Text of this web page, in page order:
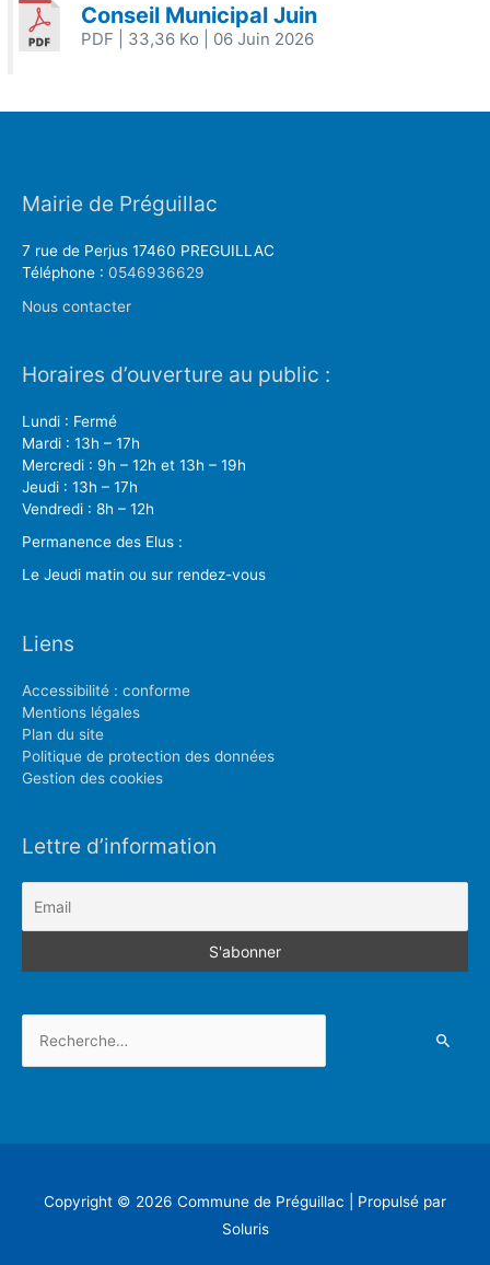
Conseil Municipal Juin
PDF | 33,36 Ko | 06 Juin 2026
Mairie de Préguillac
7 rue de Perjus 17460 PREGUILLAC
Téléphone : 0546936629
Nous contacter
Horaires d’ouverture au public :
Lundi : Fermé
Mardi : 13h – 17h
Mercredi : 9h – 12h et 13h – 19h
Jeudi : 13h – 17h
Vendredi : 8h – 12h
Permanence des Elus :
Le Jeudi matin ou sur rendez-vous
Liens
Accessibilité : conforme
Mentions légales
Plan du site
Politique de protection des données
Gestion des cookies
Lettre d’information
Copyright © 2026 Commune de Préguillac | Propulsé par
Soluris